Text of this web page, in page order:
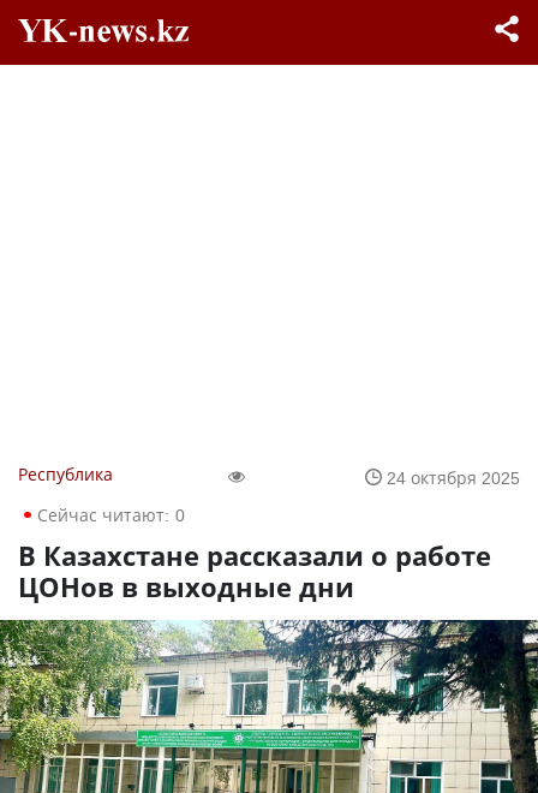
Республика
24 октября 2025
Сейчас читают: 0
В Казахстане рассказали о работе
ЦОНов в выходные дни